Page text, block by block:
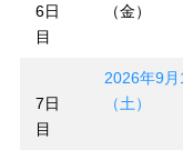
6日
目
（金）
7日
目
2026年9月
（土）